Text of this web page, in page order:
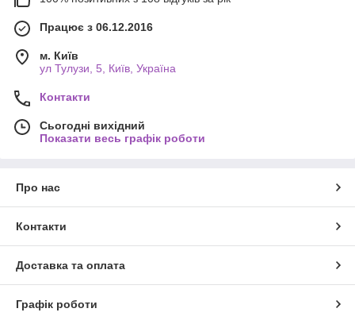
Працює з 06.12.2016
м. Київ
ул Тулузи, 5, Київ, Україна
Контакти
Сьогодні вихідний
Показати весь графік роботи
Про нас
Контакти
Доставка та оплата
Графік роботи